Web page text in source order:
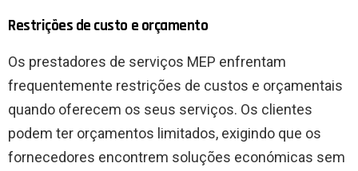
Restrições de custo e orçamento
Os prestadores de serviços MEP enfrentam
frequentemente restrições de custos e orçamentais
quando oferecem os seus serviços. Os clientes
podem ter orçamentos limitados, exigindo que os
fornecedores encontrem soluções económicas sem